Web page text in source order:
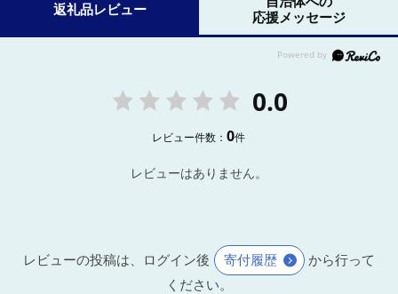
返礼品レビュー
応援メッセージ
0.0
レビュー件数：0件
レビューはありません。
レビューの投稿は、ログイン後 寄付履歴
から行って
ください。